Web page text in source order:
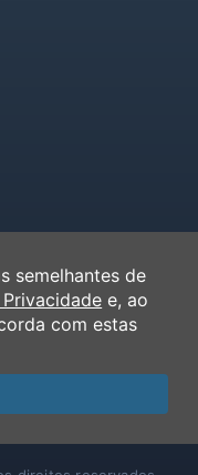
semelhantes de
e, ao
com estas